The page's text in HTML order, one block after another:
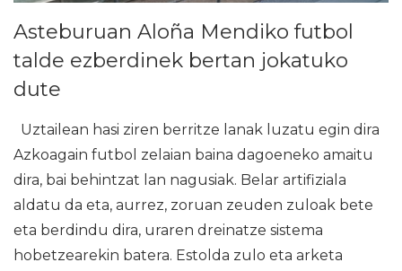
Asteburuan Aloña Mendiko futbol
talde ezberdinek bertan jokatuko
dute
Uztailean hasi ziren berritze lanak luzatu egin dira
Azkoagain futbol zelaian baina dagoeneko amaitu
dira, bai behintzat lan nagusiak. Belar artifiziala
aldatu da eta, aurrez, zoruan zeuden zuloak bete
eta berdindu dira, uraren dreinatze sistema
hobetzearekin batera. Estolda zulo eta arketa